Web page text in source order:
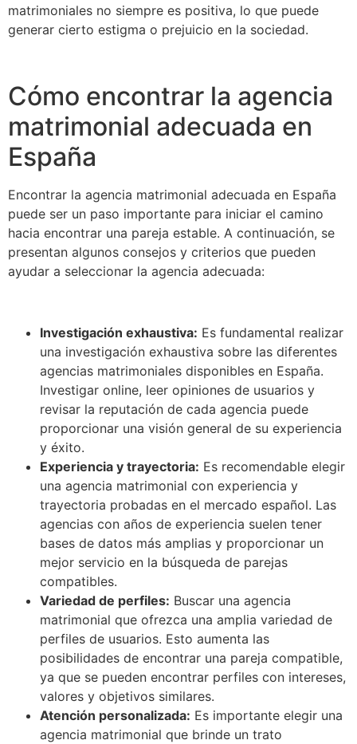
matrimoniales no siempre es positiva, lo que puede
generar cierto estigma o prejuicio en la sociedad.
Cómo encontrar la agencia
matrimonial adecuada en
España
Encontrar la agencia matrimonial adecuada en España
puede ser un paso importante para iniciar el camino
hacia encontrar una pareja estable. A continuación, se
presentan algunos consejos y criterios que pueden
ayudar a seleccionar la agencia adecuada:
Investigación exhaustiva: Es fundamental realizar
una investigación exhaustiva sobre las diferentes
agencias matrimoniales disponibles en España.
Investigar online, leer opiniones de usuarios y
revisar la reputación de cada agencia puede
proporcionar una visión general de su experiencia
y éxito.
Experiencia y trayectoria: Es recomendable elegir
una agencia matrimonial con experiencia y
trayectoria probadas en el mercado español. Las
agencias con años de experiencia suelen tener
bases de datos más amplias y proporcionar un
mejor servicio en la búsqueda de parejas
compatibles.
Variedad de perfiles: Buscar una agencia
matrimonial que ofrezca una amplia variedad de
perfiles de usuarios. Esto aumenta las
posibilidades de encontrar una pareja compatible,
ya que se pueden encontrar perfiles con intereses,
valores y objetivos similares.
Atención personalizada: Es importante elegir una
agencia matrimonial que brinde un trato